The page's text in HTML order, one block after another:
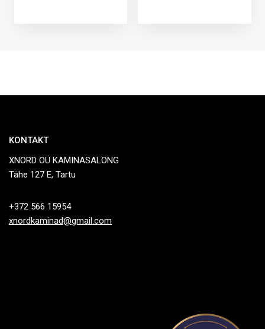
KONTAKT
XNORD OÜ KAMINASALONG
Tähe 127 E, Tartu
+372 566 15954
xnordkaminad@gmail.com